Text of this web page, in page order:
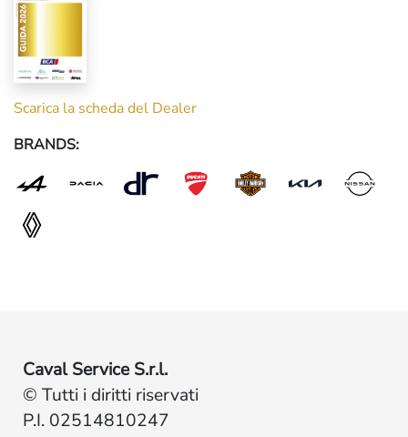
Scarica la scheda del Dealer
BRANDS:
Caval Service S.r.l.
© Tutti i diritti riservati
P.I. 02514810247